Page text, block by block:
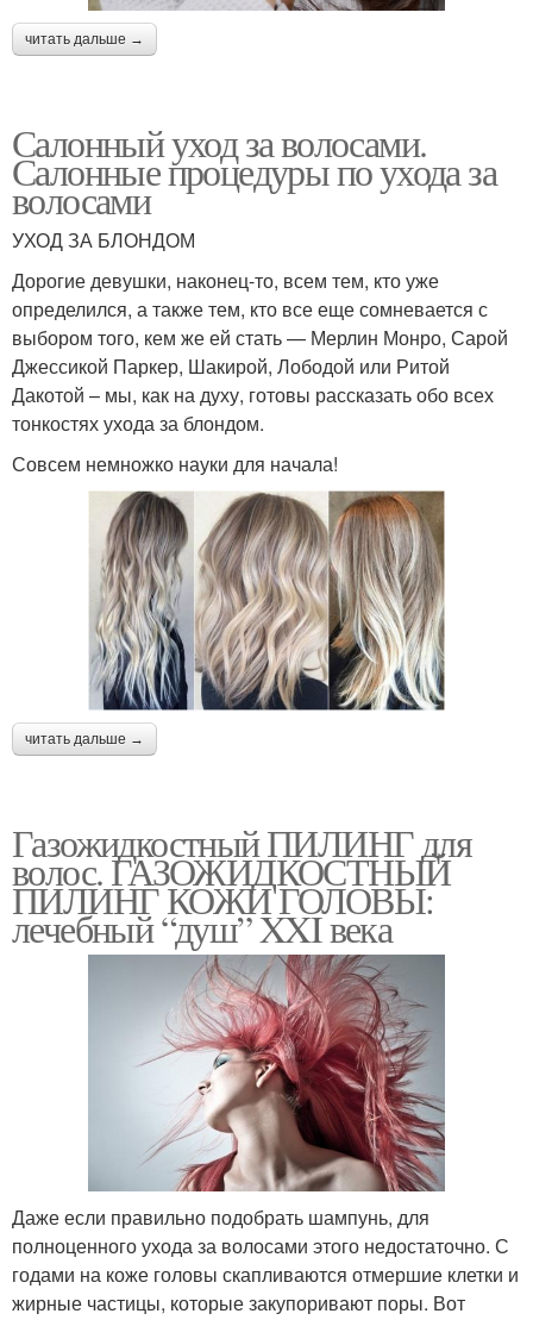
читать дальше →
Салонный уход за волосами.
Салонные процедуры по ухода за
волосами
УХОД ЗА БЛОНДОМ
Дорогие девушки, наконец-то, всем тем, кто уже
определился, а также тем, кто все еще сомневается с
выбором того, кем же ей стать — Мерлин Монро, Сарой
Джессикой Паркер, Шакирой, Лободой или Ритой
Дакотой – мы, как на духу, готовы рассказать обо всех
тонкостях ухода за блондом.
Совсем немножко науки для начала!
читать дальше →
Газожидкостный ПИЛИНГ для
волос. ГАЗОЖИДКОСТНЫЙ
ПИЛИНГ КОЖИ ГОЛОВЫ:
лечебный “душ” XXI века
Даже если правильно подобрать шампунь, для
полноценного ухода за волосами этого недостаточно. С
годами на коже головы скапливаются отмершие клетки и
жирные частицы, которые закупоривают поры. Вот